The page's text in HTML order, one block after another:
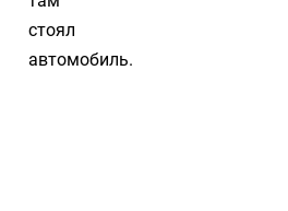
стоял
автомобиль.